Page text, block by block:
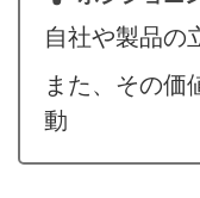
自社や製品の
また、その価
動